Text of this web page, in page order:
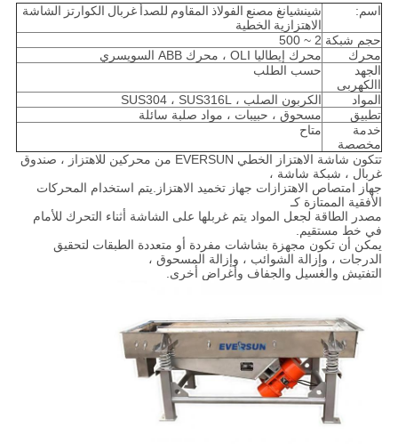
اسم:
شينشيانغ مصنع الفولاذ المقاوم للصدأ غربال الكوارتز الشاشة
الاهتزازية الخطية
حجم شبكة 2 ~ 500
محرك
محرك إيطاليا OLI ، محرك ABB السويسري
الجهد
االكهربى
حسب الطلب
المواد
الكربون الصلب ، SUS304 ، SUS316L
تطبيق
مسحوق ، حبيبات ، مواد صلبة سائلة
خدمة
مخصصة
متاح
تتكون شاشة الاهتزاز الخطي EVERSUN من محركين للاهتزاز ، صندوق
غربال ، شبكة شاشة ،
جهاز امتصاص الاهتزازات جهاز تخميد الاهتزاز.يتم استخدام المحركات
الأفقية الممتازة كـ
مصدر الطاقة لجعل المواد يتم غربلها على الشاشة أثناء التحرك للأمام
في خط مستقيم.
يمكن أن تكون مجهزة بشاشات مفردة أو متعددة الطبقات لتحقيق
الدرجات ، وإزالة الشوائب ، وإزالة المسحوق ،
التفتيش والغسيل والجفاف وأغراض أخرى.